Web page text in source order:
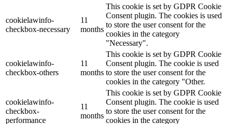
cookielawinfo-
checkbox-necessary
11
months
This cookie is set by GDPR Cookie
Consent plugin. The cookies is used
to store the user consent for the
cookies in the category
"Necessary".
cookielawinfo-
checkbox-others
11
months
This cookie is set by GDPR Cookie
Consent plugin. The cookie is used
to store the user consent for the
cookies in the category "Other.
cookielawinfo-
checkbox-
performance
11
months
This cookie is set by GDPR Cookie
Consent plugin. The cookie is used
to store the user consent for the
cookies in the category